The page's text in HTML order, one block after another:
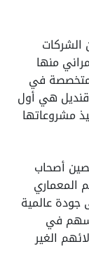
الشركات
منها
متخصصة في
قنديل هي أول
مشروعاتها
أصحاب
المعماري
جودة عالمية
في
الغير